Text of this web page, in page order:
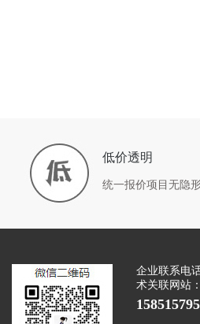
低价透明
统一报价项目无隐
企业联系电
术关联网站：